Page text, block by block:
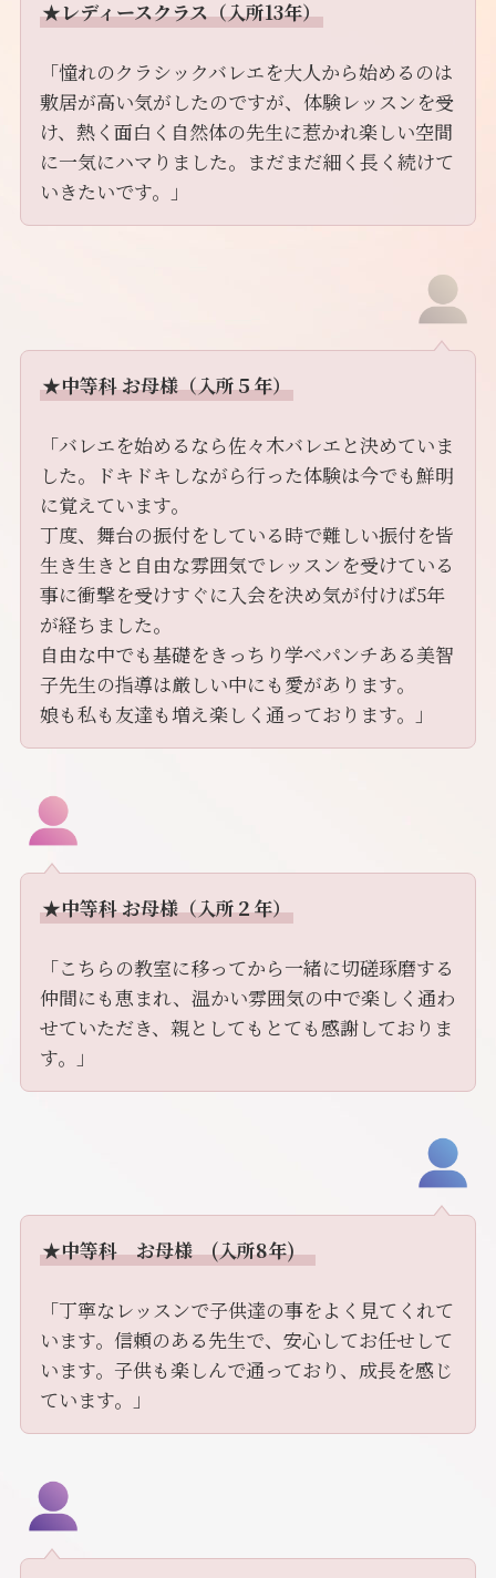
★レディースクラス（入所13年）
「憧れのクラシックバレエを大人から始めるのは
敷居が高い気がしたのですが、体験レッスンを受
け、熱く面白く自然体の先生に惹かれ楽しい空間
に一気にハマりました。まだまだ細く長く続けて
いきたいです。」
★中等科 お母様（入所５年）
「バレエを始めるなら佐々木バレエと決めていま
した。ドキドキしながら行った体験は今でも鮮明
に覚えています。
丁度、舞台の振付をしている時で難しい振付を皆
生き生きと自由な雰囲気でレッスンを受けている
事に衝撃を受けすぐに入会を決め気が付けば5年
が経ちました。
自由な中でも基礎をきっちり学べパンチある美智
子先生の指導は厳しい中にも愛があります。
娘も私も友達も増え楽しく通っております。」
★中等科 お母様（入所２年）
「こちらの教室に移ってから一緒に切磋琢磨する
仲間にも恵まれ、温かい雰囲気の中で楽しく通わ
せていただき、親としてもとても感謝しておりま
す。」
★中等科 お母様 (入所8年)
「丁寧なレッスンで子供達の事をよく見てくれて
います。信頼のある先生で、安心してお任せして
います。子供も楽しんで通っており、成長を感じ
ています。」